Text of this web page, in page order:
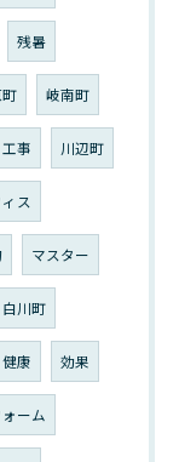
残暑
岐南町
工事 川辺町
ス
マスター
白川町
健康 効果
ォーム